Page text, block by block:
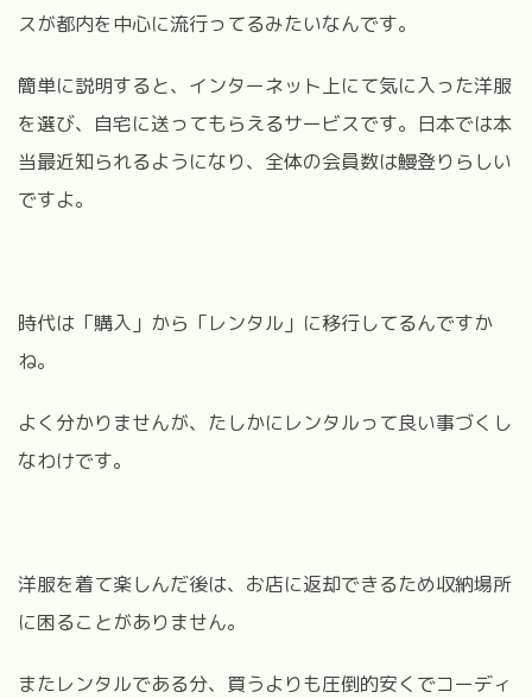
スが都内を中心に流行ってるみたいなんです。
簡単に説明すると、インターネット上にて気に入った洋服
を選び、自宅に送ってもらえるサービスです。日本では本
当最近知られるようになり、全体の会員数は鰻登りらしい
ですよ。
時代は「購入」から「レンタル」に移行してるんですか
ね。
よく分かりませんが、たしかにレンタルって良い事づくし
なわけです。
洋服を着て楽しんだ後は、お店に返却できるため収納場所
に困ることがありません。
またレンタルである分、買うよりも圧倒的安くでコーディ